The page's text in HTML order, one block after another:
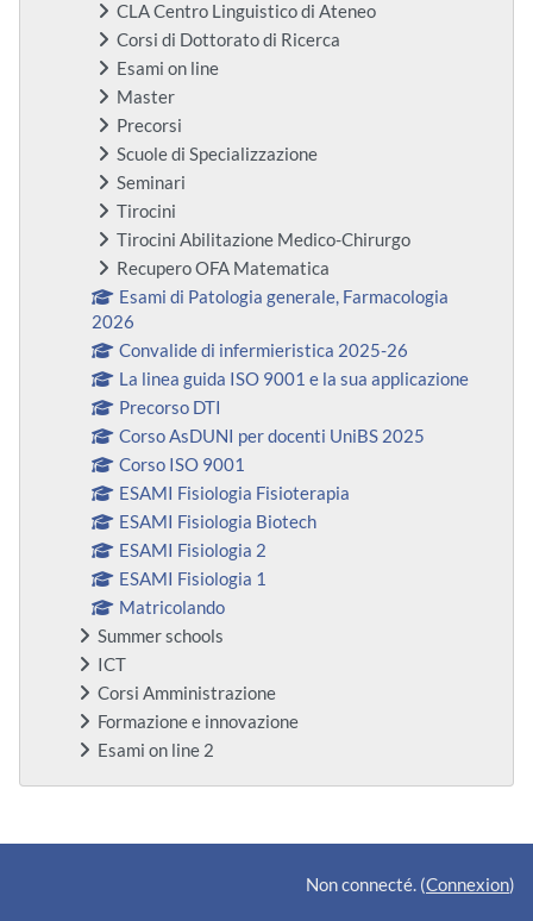
CLA Centro Linguistico di Ateneo
Corsi di Dottorato di Ricerca
Esami on line
Master
Precorsi
Scuole di Specializzazione
Seminari
Tirocini
Tirocini Abilitazione Medico-Chirurgo
Recupero OFA Matematica
Esami di Patologia generale, Farmacologia
2026
Convalide di infermieristica 2025-26
La linea guida ISO 9001 e la sua applicazione
Precorso DTI
Corso AsDUNI per docenti UniBS 2025
Corso ISO 9001
ESAMI Fisiologia Fisioterapia
ESAMI Fisiologia Biotech
ESAMI Fisiologia 2
ESAMI Fisiologia 1
Matricolando
Summer schools
ICT
Corsi Amministrazione
Formazione e innovazione
Esami on line 2
Blocs supplémentaires
Non connecté. (Connexion)